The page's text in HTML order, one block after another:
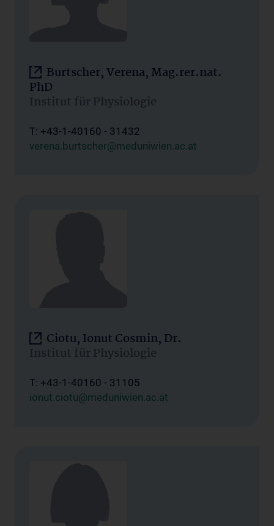
Burtscher, Verena, Mag.rer.nat.
PhD
Institut für Physiologie
T: +43-1-40160 - 31432
verena.burtscher@meduniwien.ac.at
Ciotu, Ionut Cosmin, Dr.
Institut für Physiologie
T: +43-1-40160 - 31105
ionut.ciotu@meduniwien.ac.at